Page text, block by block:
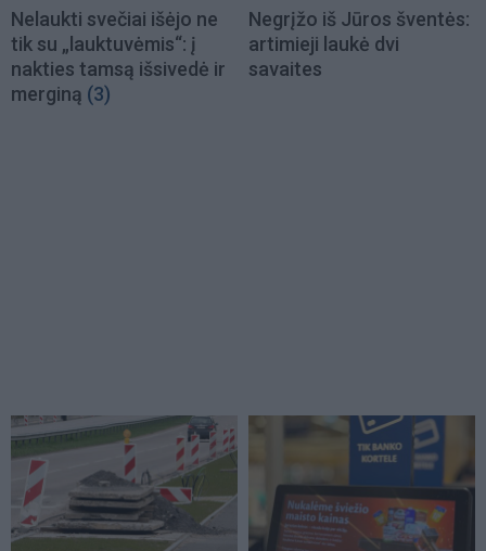
Nelaukti svečiai išėjo ne
tik su „lauktuvėmis“: į
nakties tamsą išsivedė ir
merginą (3)
Negrįžo iš Jūros šventės:
artimieji laukė dvi
savaites